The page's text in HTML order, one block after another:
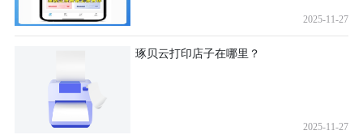
2025-11-27
琢贝云打印店子在哪里？
2025-11-27